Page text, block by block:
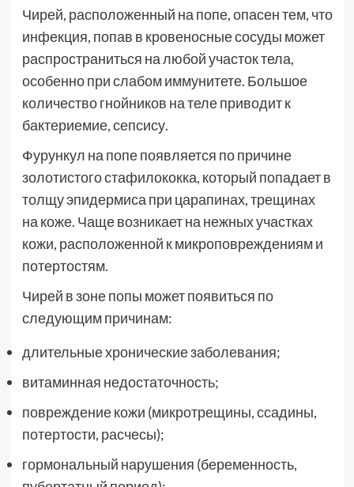
Чирей, расположенный на попе, опасен тем, что
инфекция, попав в кровеносные сосуды может
распространиться на любой участок тела,
особенно при слабом иммунитете. Большое
количество гнойников на теле приводит к
бактериемие, сепсису.
Фурункул на попе появляется по причине
золотистого стафилококка, который попадает в
толщу эпидермиса при царапинах, трещинах
на коже. Чаще возникает на нежных участках
кожи, расположенной к микроповреждениям и
потертостям.
Чирей в зоне попы может появиться по
следующим причинам:
длительные хронические заболевания;
витаминная недостаточность;
повреждение кожи (микротрещины, ссадины,
потертости, расчесы);
гормональный нарушения (беременность,